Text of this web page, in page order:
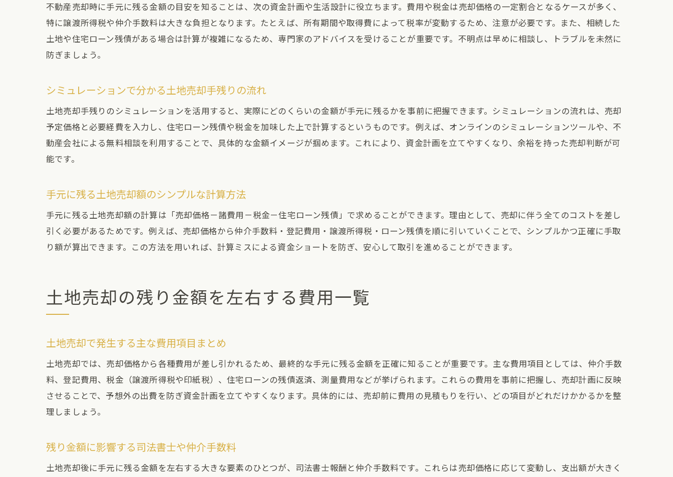
手元に残る金額を増やす交渉のコツとは
売却シミュレーションを活用した手取り最適化
税金計算の落とし穴と土地売却残り金額の関係
土地売却費用を見落とさないための注意点
不動産売却時の税金・諸費用チェックリスト
手元に残る金額を減らさないための税務対策
手元に残る金額が減る相続土地売却の注意点
特例活用で土地売却残り金額を守る方法
相続土地売却で起きやすいトラブルと対策
不動産売却時に手元に残る金額の目安を知ることは、次の資金計画や生活設計に役立ちます。費用や税金は売却価格の一定割合となるケースが多く、
特に譲渡所得税や仲介手数料は大きな負担となります。たとえば、所有期間や取得費によって税率が変動するため、注意が必要です。また、相続した
土地や住宅ローン残債がある場合は計算が複雑になるため、専門家のアドバイスを受けることが重要です。不明点は早めに相談し、トラブルを未然に
防ぎましょう。
シミュレーションで分かる土地売却手残りの流れ
土地売却手残りのシミュレーションを活用すると、実際にどのくらいの金額が手元に残るかを事前に把握できます。シミュレーションの流れは、売却
予定価格と必要経費を入力し、住宅ローン残債や税金を加味した上で計算するというものです。例えば、オンラインのシミュレーションツールや、不
動産会社による無料相談を利用することで、具体的な金額イメージが掴めます。これにより、資金計画を立てやすくなり、余裕を持った売却判断が可
能です。
手元に残る土地売却額のシンプルな計算方法
手元に残る土地売却額の計算は「売却価格－諸費用－税金－住宅ローン残債」で求めることができます。理由として、売却に伴う全てのコストを差し
引く必要があるためです。例えば、売却価格から仲介手数料・登記費用・譲渡所得税・ローン残債を順に引いていくことで、シンプルかつ正確に手取
り額が算出できます。この方法を用いれば、計算ミスによる資金ショートを防ぎ、安心して取引を進めることができます。
土地売却の残り金額を左右する費用一覧
土地売却で発生する主な費用項目まとめ
土地売却では、売却価格から各種費用が差し引かれるため、最終的な手元に残る金額を正確に知ることが重要です。主な費用項目としては、仲介手数
料、登記費用、税金（譲渡所得税や印紙税）、住宅ローンの残債返済、測量費用などが挙げられます。これらの費用を事前に把握し、売却計画に反映
させることで、予想外の出費を防ぎ資金計画を立てやすくなります。具体的には、売却前に費用の見積もりを行い、どの項目がどれだけかかるかを整
理しましょう。
残り金額に影響する司法書士や仲介手数料
土地売却後に手元に残る金額を左右する大きな要素のひとつが、司法書士報酬と仲介手数料です。これらは売却価格に応じて変動し、支出額が大きく